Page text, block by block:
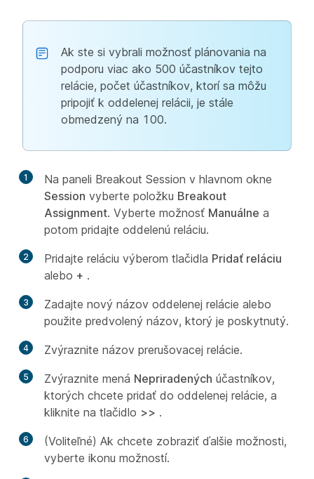
Ak ste si vybrali možnosť plánovania na
podporu viac ako 500 účastníkov tejto
relácie, počet účastníkov, ktorí sa môžu
pripojiť k oddelenej relácii, je stále
obmedzený na 100.
1
Na paneli Breakout Session v hlavnom okne
Session vyberte položku Breakout
Assignment. Vyberte možnosť Manuálne a
potom pridajte oddelenú reláciu.
2 Pridajte reláciu výberom tlačidla Pridať reláciu
alebo + .
3
Zadajte nový názov oddelenej relácie alebo
použite predvolený názov, ktorý je poskytnutý.
4 Zvýraznite názov prerušovacej relácie.
5 Zvýraznite mená Nepriradených účastníkov,
ktorých chcete pridať do oddelenej relácie, a
kliknite na tlačidlo >> .
6
(Voliteľné) Ak chcete zobraziť ďalšie možnosti,
vyberte ikonu možností.